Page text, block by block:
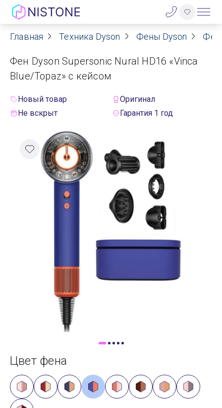
Акции
О нас
Договор оферты
Реквизиты
Контакты
Гарантия
Самовывоз
Trade-In
Главная Техника Dyson Фены Dyson Фен
Фен Dyson Supersonic Nural HD16 «Vinca
Blue/Topaz» с кейсом
Новый товар
Оригинал
Не вскрыт
Гарантия 1 год
Цвет фена